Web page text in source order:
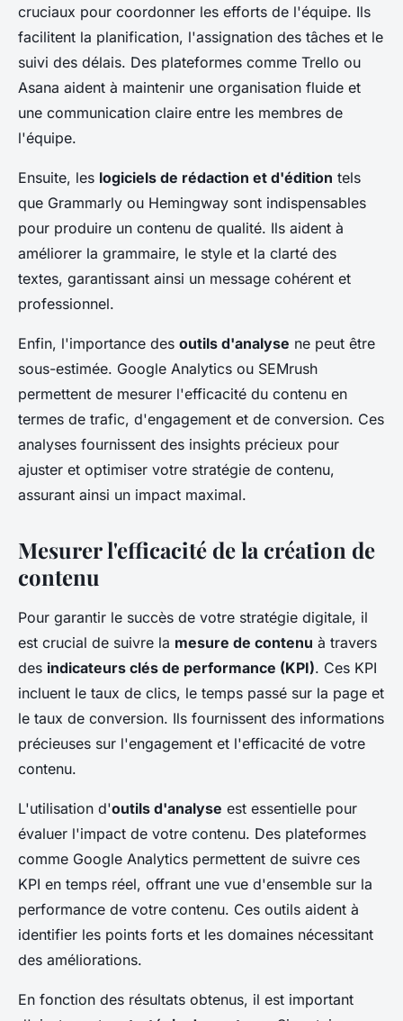
cruciaux pour coordonner les efforts de l'équipe. Ils
facilitent la planification, l'assignation des tâches et le
suivi des délais. Des plateformes comme Trello ou
Asana aident à maintenir une organisation fluide et
une communication claire entre les membres de
l'équipe.
Ensuite, les logiciels de rédaction et d'édition tels
que Grammarly ou Hemingway sont indispensables
pour produire un contenu de qualité. Ils aident à
améliorer la grammaire, le style et la clarté des
textes, garantissant ainsi un message cohérent et
professionnel.
Enfin, l'importance des outils d'analyse ne peut être
sous-estimée. Google Analytics ou SEMrush
permettent de mesurer l'efficacité du contenu en
termes de trafic, d'engagement et de conversion. Ces
analyses fournissent des insights précieux pour
ajuster et optimiser votre stratégie de contenu,
assurant ainsi un impact maximal.
Mesurer l'efficacité de la création de
contenu
Pour garantir le succès de votre stratégie digitale, il
est crucial de suivre la mesure de contenu à travers
des indicateurs clés de performance (KPI). Ces KPI
incluent le taux de clics, le temps passé sur la page et
le taux de conversion. Ils fournissent des informations
précieuses sur l'engagement et l'efficacité de votre
contenu.
L'utilisation d'outils d'analyse est essentielle pour
évaluer l'impact de votre contenu. Des plateformes
comme Google Analytics permettent de suivre ces
KPI en temps réel, offrant une vue d'ensemble sur la
performance de votre contenu. Ces outils aident à
identifier les points forts et les domaines nécessitant
des améliorations.
En fonction des résultats obtenus, il est important